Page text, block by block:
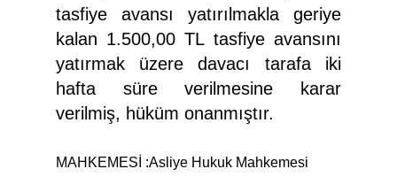
tasfiye avansı yatırılmakla geriye
kalan 1.500,00 TL tasfiye avansını
yatırmak üzere davacı tarafa iki
hafta süre verilmesine karar
verilmiş, hüküm onanmıştır.
MAHKEMESİ :Asliye Hukuk Mahkemesi